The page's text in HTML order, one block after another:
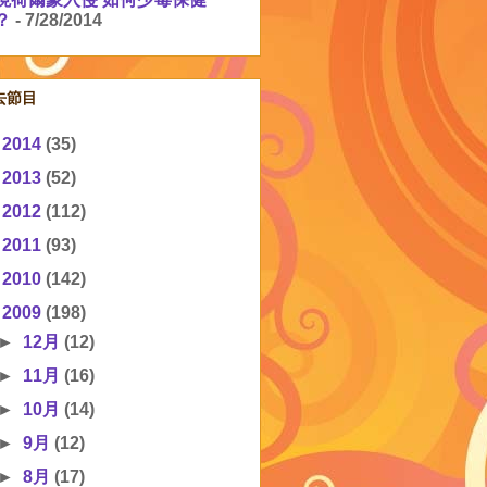
- 7/28/2014
節目
2014 (35)
2013 (52)
2012 (112)
2011 (93)
2010 (142)
2009 (198)
12月(12)
11月(16)
10月(14)
9月(12)
8月(17)